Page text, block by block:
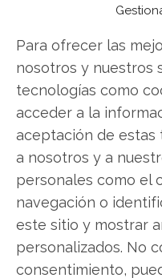
Para ofrecer las
nosotros y nuestros
tecnologías como
acceder a la
aceptación de estas
a nosotros y a
personales como el
navegación o
este sitio y mostrar
personalizados. No
consentimiento,
Newmont Mining
Compartir este